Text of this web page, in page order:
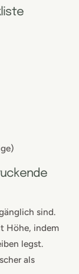
sind.
Höhe, indem
legst.
als